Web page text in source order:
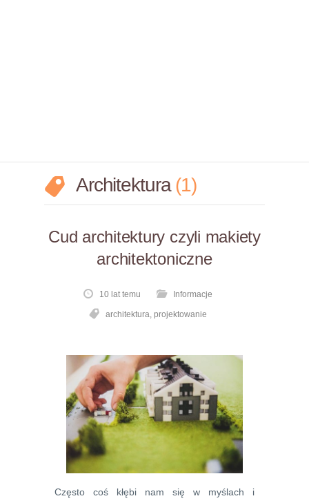
Architektura 1
Cud architektury czyli makiety
architektoniczne
10 lat temu Informacje
architektura, projektowanie
Często coś kłębi nam się w myślach i